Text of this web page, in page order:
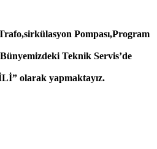
Pompası,Program
Teknik Servis’de
olarak yapmaktayız.